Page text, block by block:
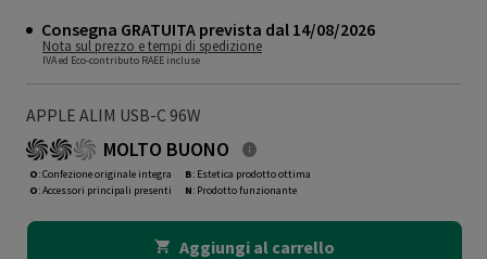
Consegna GRATUITA prevista dal 14/08/2026
Nota sul prezzo e tempi di spedizione
IVA ed Eco-contributo RAEE incluse
APPLE ALIM USB-C 96W
MOLTO BUONO
O: Confezione originale integra
O: Accessori principali presenti
B: Estetica prodotto ottima
N: Prodotto funzionante
Aggiungi al carrello